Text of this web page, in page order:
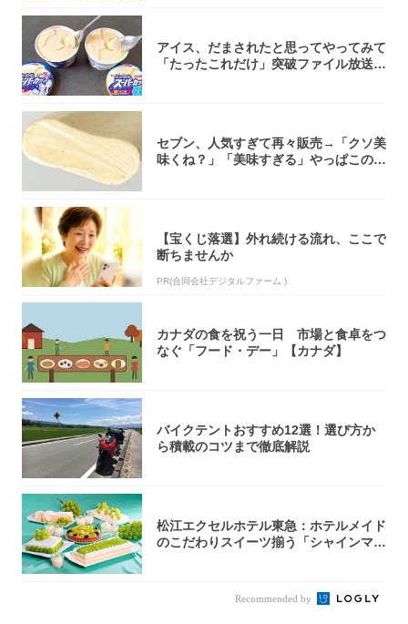
アイス、だまされたと思ってやってみて
「たったこれだけ」突破ファイル放送で
セブン、人気すぎて再々販売→「クソ美
味くね？」「美味すぎる」やっぱこのク
【宝くじ落選】外れ続ける流れ、ここで
断ちませんか
PR(合同会社デジタルファーム )
カナダの食を祝う一日 市場と食卓をつ
なぐ「フード・デー」【カナダ】
バイクテントおすすめ12選！選び方か
ら積載のコツまで徹底解説
松江エクセルホテル東急：ホテルメイド
のこだわりスイーツ揃う「シャインマス
Recommended by